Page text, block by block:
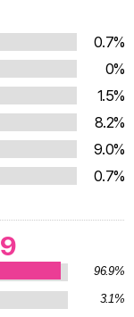
지를 누구보다 잘
따뜻한 시선과 명쾌
라가다 보면 핵심을
파악할 수 있어 아
폭이 넓어집니다.
이’에서 확인할 수
글 내용을 이해할
는 어휘 풀이를 통
적인 문해력을 높일
확인하고, 스스
도 마련되어 있어
정치적 상상력을
0.7%
0%
1.5%
8.2%
9.0%
0.7%
96.9%
3.1%